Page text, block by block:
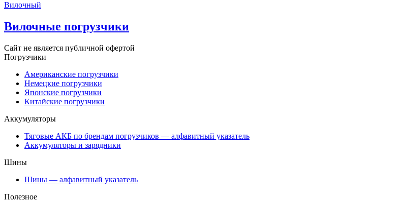
Вилочный
Вилочные погрузчики
Сайт не является публичной офертой
Погрузчики
Американские погрузчики
Немецкие погрузчики
Японские погрузчики
Китайские погрузчики
Аккумуляторы
Тяговые АКБ по брендам погрузчиков — алфавитный указатель
Аккумуляторы и зарядники
Шины
Шины — алфавитный указатель
Полезное